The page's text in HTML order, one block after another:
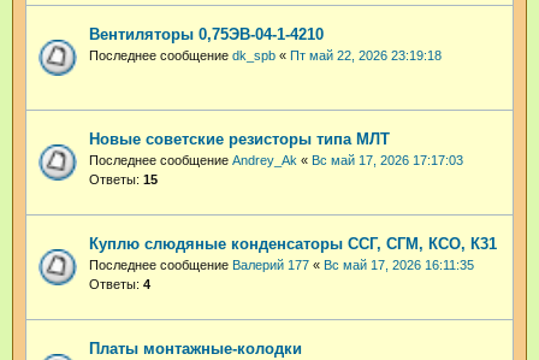
Вентиляторы 0,75ЭВ-04-1-4210
Последнее сообщение dk_spb « Пт май 22, 2026 23:19:18
Новые советские резисторы типа МЛТ
Последнее сообщение Andrey_Ak « Вс май 17, 2026 17:17:03
Ответы: 15
Куплю слюдяные конденсаторы ССГ, СГМ, КСО, К31
Последнее сообщение Валерий 177 « Вс май 17, 2026 16:11:35
Ответы: 4
Платы монтажные-колодки